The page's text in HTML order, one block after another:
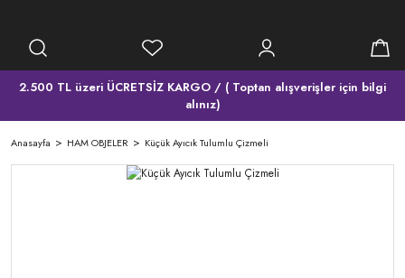
2.500 TL üzeri ÜCRETSİZ KARGO / ( Toptan alışverişler için bilgi
alınız)
Anasayfa HAM OBJELER Küçük Ayıcık Tulumlu Çizmeli